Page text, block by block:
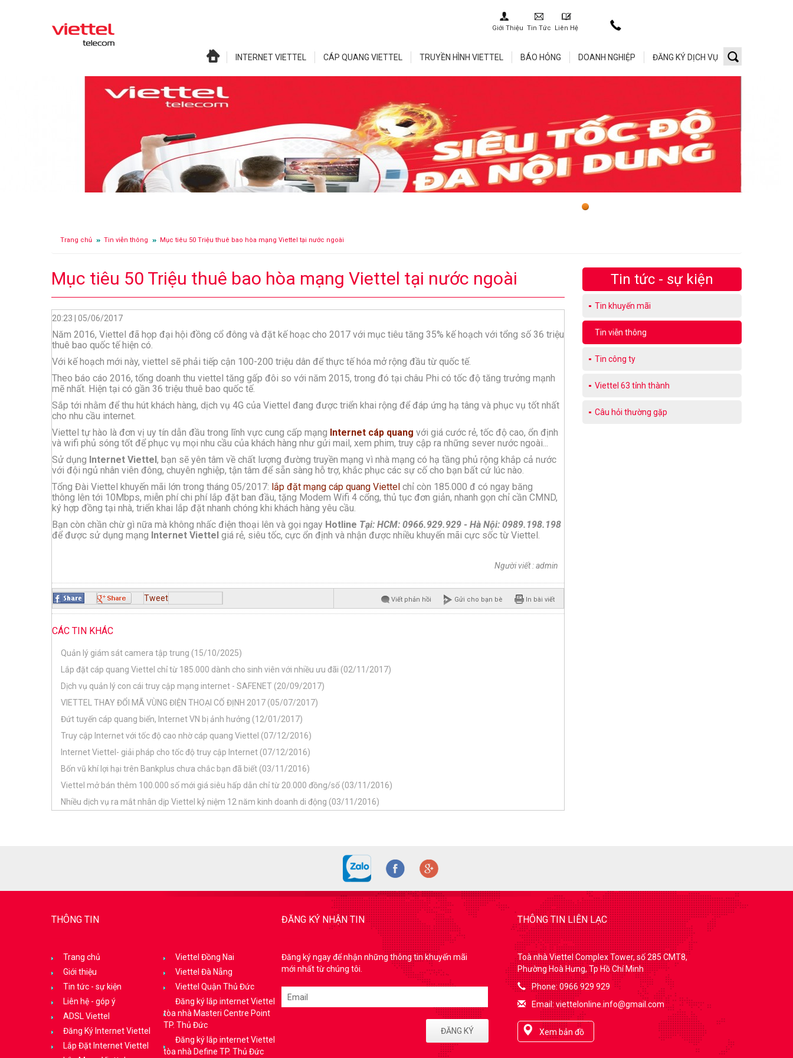
Giới Thiệu Tin Tức Liên Hệ
INTERNET VIETTEL CÁP QUANG VIETTEL TRUYỀN HÌNH VIETTEL BÁO HỎNG DOANH NGHIỆP ĐĂNG KÝ DỊCH VỤ
Trang chủ Tin viễn thông Mục tiêu 50 Triệu thuê bao hòa mạng Viettel tại nước ngoài
Mục tiêu 50 Triệu thuê bao hòa mạng Viettel tại nước ngoài
20:23 | 05/06/2017
Năm 2016, Viettel đã họp đại hội đồng cổ đông và đặt kế hoạc cho 2017 với mục tiêu tăng 35% kế hoạch với tổng số 36 triệu
thuê bao quốc tế hiện có.
Với kế hoạch mới này, viettel sẽ phải tiếp cận 100-200 triệu dân để thực tế hóa mở rộng đầu từ quốc tế.
Theo báo cáo 2016, tổng doanh thu viettel tăng gấp đôi so với năm 2015, trong đó tại châu Phi có tốc độ tăng trưởng mạnh
mẽ nhất. Hiện tại có gần 36 triệu thuê bao quốc tế.
Sắp tới nhằm để thu hút khách hàng, dịch vụ 4G của Viettel đang được triển khai rộng để đáp ứng hạ tâng và phục vụ tốt nhất
cho nhu cầu internet.
Viettel tự hào là đơn vị uy tín dẫn đầu trong lĩnh vực cung cấp mạng Internet cáp quang với giá cước rẻ, tốc độ cao, ổn định
và wifi phủ sóng tốt để phục vụ mọi nhu cầu của khách hàng như gửi mail, xem phim, truy cập ra những sever nước ngoài...
Sử dụng Internet Viettel, bạn sẽ yên tâm về chất lượng đường truyền mạng vì nhà mạng có hạ tầng phủ rộng khắp cả nước
với đội ngủ nhân viên đông, chuyên nghiệp, tận tâm để sẵn sàng hỗ trợ, khắc phục các sự cố cho bạn bất cứ lúc nào.
Tổng Đài Viettel khuyến mãi lớn trong tháng 05/2017: lắp đặt mạng cáp quang Viettel chỉ còn 185.000 đ có ngay băng
thông lên tới 10Mbps, miễn phí chi phí lắp đặt ban đầu, tặng Modem Wifi 4 cổng, thủ tục đơn giản, nhanh gọn chỉ cần CMND,
ký hợp đồng tại nhà, triển khai lắp đặt nhanh chóng khi khách hàng yêu cầu.
Bạn còn chần chừ gì nữa mà không nhấc điện thoại lên và gọi ngay Hotline Tại: HCM: 0966.929.929 - Hà Nội: 0989.198.198
để được sử dụng mạng Internet Viettel giá rẻ, siêu tốc, cực ổn định và nhận được nhiều khuyến mãi cực sốc từ Viettel.
Người viết : admin
Tweet Viết phản hồi Gửi cho bạn bè In bài viết
CÁC TIN KHÁC
Quản lý giám sát camera tập trung (15/10/2025)
Lắp đặt cáp quang Viettel chỉ từ 185.000 dành cho sinh viên với nhiều ưu đãi (02/11/2017)
Dịch vụ quản lý con cái truy cập mạng internet - SAFENET (20/09/2017)
VIETTEL THAY ĐỔI MÃ VÙNG ĐIỆN THOẠI CỐ ĐỊNH 2017 (05/07/2017)
Đứt tuyến cáp quang biển, Internet VN bị ảnh hưởng (12/01/2017)
Truy cập Internet với tốc độ cao nhờ cáp quang Viettel (07/12/2016)
Internet Viettel- giải pháp cho tốc độ truy cập Internet (07/12/2016)
Bốn vũ khí lợi hại trên Bankplus chưa chắc bạn đã biết (03/11/2016)
Viettel mở bán thêm 100.000 số mới giá siêu hấp dẫn chỉ từ 20.000 đồng/số (03/11/2016)
Nhiều dịch vụ ra mắt nhân dịp Viettel kỷ niệm 12 năm kinh doanh di động (03/11/2016)
Tin tức - sự kiện
Tin khuyến mãi
Tin viễn thông
Tin công ty
Viettel 63 tỉnh thành
Câu hỏi thường gặp
THÔNG TIN
Trang chủ
Giới thiệu
Tin tức - sự kiện
Liên hệ - góp ý
ADSL Viettel
Đăng Ký Internet Viettel
Lắp Đặt Internet Viettel
Viettel Đồng Nai
Viettel Đà Nẵng
Viettel Quận Thủ Đức
Đăng ký lắp internet Viettel
tòa nhà Masteri Centre Point
TP. Thủ Đức
Đăng ký lắp internet Viettel
tòa nhà Define TP. Thủ Đức
ĐĂNG KÝ NHẬN TIN
Đăng ký ngay để nhận những thông tin khuyến mãi
mới nhất từ chúng tôi.
ĐĂNG KÝ
THÔNG TIN LIÊN LẠC
Toà nhà Viettel Complex Tower, số 285 CMT8,
Phường Hoà Hưng, Tp Hồ Chí Minh
Phone: 0966 929 929
Email: viettelonline.info@gmail.com
Xem bản đồ